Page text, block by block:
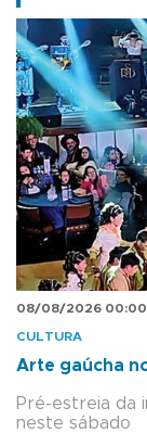
08/08/2026 00:00
CULTURA
Arte gaúcha
Pré-estreia da
neste sábado